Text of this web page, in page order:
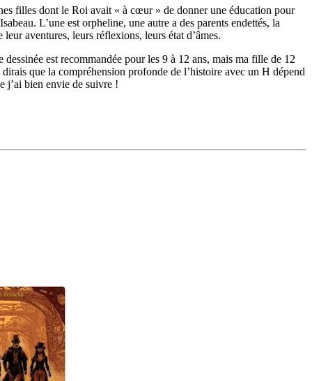
filles dont le Roi avait « à cœur » de donner une éducation pour
L’une est orpheline, une autre a des parents endettés, la
aventures, leurs réflexions, leurs état d’âmes.
est recommandée pour les 9 à 12 ans, mais ma fille de 12
que la compréhension profonde de l’histoire avec un H dépend
j’ai bien envie de suivre !